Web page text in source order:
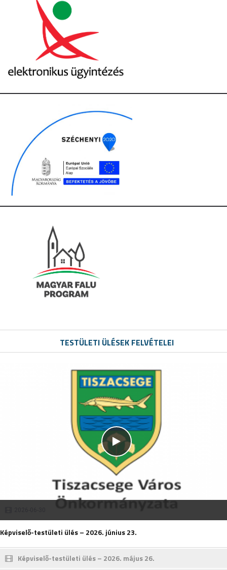
TESTÜLETI ÜLÉSEK FELVÉTELEI
Képviselő-testületi ülés – 2026. június 23.
Képviselő-testületi ülés – 2026. május 26.